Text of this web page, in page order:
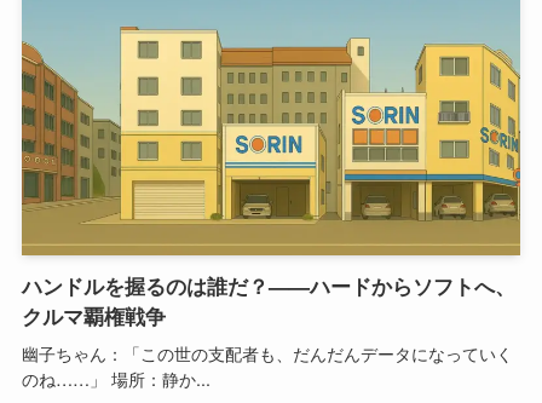
ハンドルを握るのは誰だ？——ハードからソフトへ、
クルマ覇権戦争
幽子ちゃん：「この世の支配者も、だんだんデータになっていく
のね……」 場所：静か...